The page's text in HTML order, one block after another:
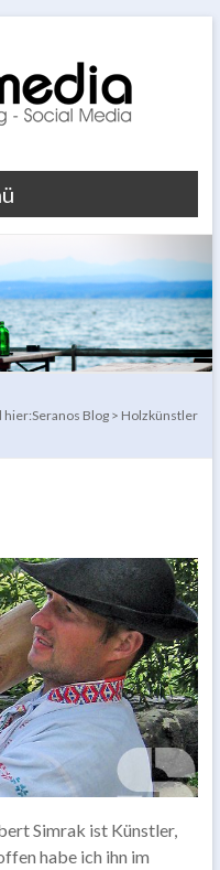
hier:Seranos Blog > Holzkünstler
Simrak ist Künstler,
habe ich ihn im